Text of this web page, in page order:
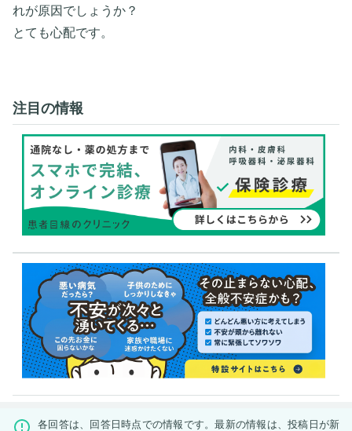
れが原因でしょうか？
とても心配です。
注目の情報
各回答は、回答日時点での情報です。最新の情報は、投稿日が新